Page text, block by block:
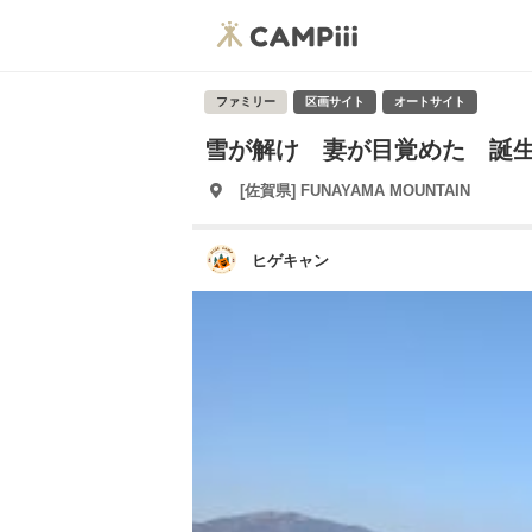
ファミリー 区画サイト オートサイト
雪が解け 妻が目覚めた 誕
[佐賀県] FUNAYAMA MOUNTAIN
ヒゲキャン